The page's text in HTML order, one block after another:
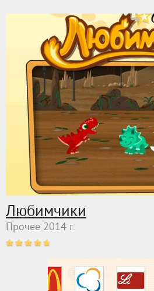
Любимчики
Прочее 2014 г.